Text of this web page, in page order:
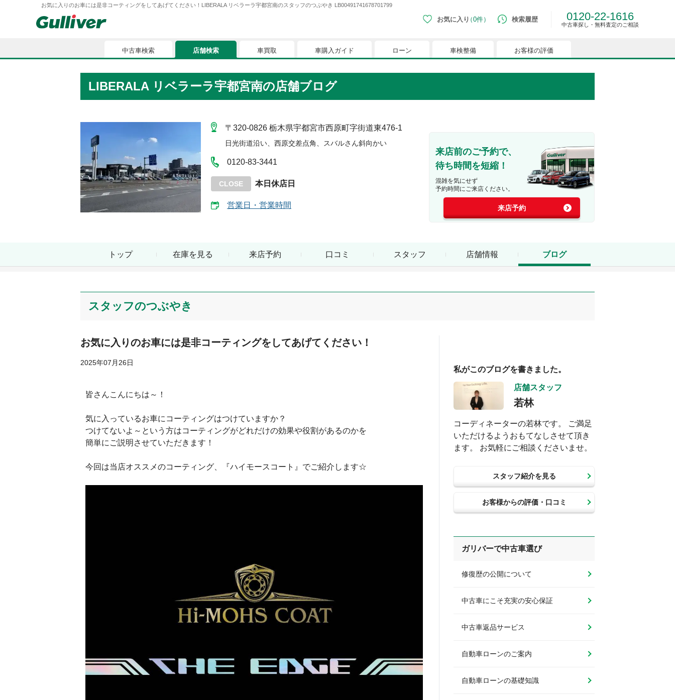
お気に入りのお車には是非コーティングをしてあげてください！LIBERALA リベラーラ宇都宮南のスタッフのつぶやき LB00491741678701799
お気に入り 0件
中古車検索
ローン
車検整備
お客様の評価
現在、お気に入りに登録されているおクルマはございません。
お気に入りに登録すると、あなただけのお気に入りのクルマリストでいつでも簡単に比較ができるようになります。
※「お気に入り」の登録を可能にするためにCookie機能を有効にしてください。
検索履歴 0120-22-1616
中古車探し・無料査定のご相談
中古車検索 店舗検索 車買取 車購入ガイド ローン 車検整備 お客様の評価
LIBERALA リベラーラ宇都宮南の店舗ブログ
〒320-0826 栃木県宇都宮市西原町字街道東476-1
日光街道沿い、西原交差点角、スバルさん斜向かい
0120-83-3441
CLOSE 本日休店日
営業日・営業時間
来店前のご予約で、
待ち時間を短縮！
混雑を気にせず
予約時間にご来店ください。
来店予約
トップ 在庫を見る 来店予約 口コミ スタッフ 店舗情報 ブログ
スタッフのつぶやき
お気に入りのお車には是非コーティングをしてあげてください！
2025年07月26日
皆さんこんにちは～！
気に入っているお車にコーティングはつけていますか？
つけてないよ～という方はコーティングがどれだけの効果や役割があるのかを
簡単にご説明させていただきます！
今回は当店オススメのコーティング、『ハイモースコート』でご紹介します☆
私がこのブログを書きました。
店舗スタッフ
若林
コーディネーターの若林です。 ご満足
いただけるようおもてなしさせて頂き
ます。 お気軽にご相談くださいませ。
スタッフ紹介を見る
お客様からの評価・口コミ
ガリバーで中古車選び
修復歴の公開について
中古車にこそ充実の安心保証
中古車返品サービス
自動車ローンのご案内
自動車ローンの基礎知識